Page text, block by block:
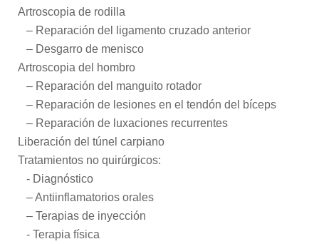
Fisioterapia
Clínica de Atención Primaria
Cuidados críticos pulmonares
Salud de la mujer
Artroscopia de rodilla
– Reparación del ligamento cruzado anterior
– Desgarro de menisco
Artroscopia del hombro
– Reparación del manguito rotador
– Reparación de lesiones en el tendón del bíceps
– Reparación de luxaciones recurrentes
Liberación del túnel carpiano
Tratamientos no quirúrgicos:
- Diagnóstico
– Antiinflamatorios orales
– Terapias de inyección
- Terapia física